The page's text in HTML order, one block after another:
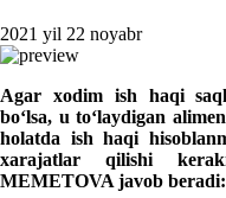
2021 yil 22 noyabr
Agar хodim ish haqi
boʻlsa, u toʻlaydigan
holatda ish haqi
хarajatlar qilishi
MEMETOVA javob beradi: